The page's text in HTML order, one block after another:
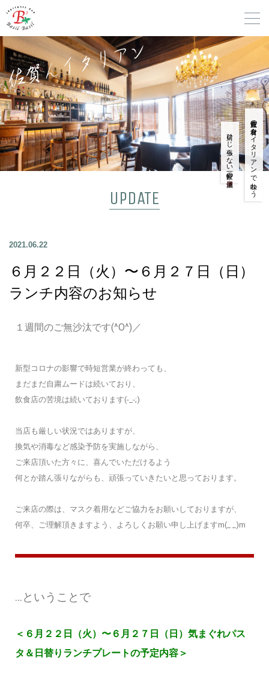
佐賀産の食材をイタリアンで味わう
肩ひじ張らない一軒家の
UPDATE
2021.06.22
６月２２日（火）〜６月２７日（日）
ランチ内容のお知らせ
１週間のご無沙汰です(^O^)／
新型コロナの影響で時短営業が終わっても、
まだまだ自粛ムードは続いており、
飲食店の苦境は続いております(-_-;)
当店も厳しい状況ではありますが、
換気や消毒など感染予防を実施しながら、
ご来店頂いた方々に、喜んでいただけるよう
何とか踏ん張りながらも、頑張っていきたいと思っております。
ご来店の際は、マスク着用などご協力をお願いしておりますが、
何卒、ご理解頂きますよう、よろしくお願い申し上げますm(_ _)m
…ということで
＜６月２２日（火）〜６月２７日（日）気まぐれパス
タ＆日替りランチプレートの予定内容＞